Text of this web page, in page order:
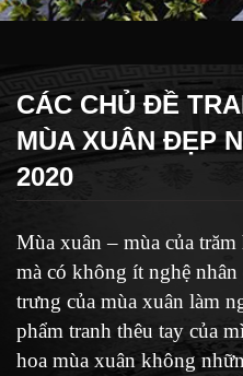
CÁC CHỦ ĐỀ
MÙA XUÂN ĐẸP
2020
Mùa xuân – mùa của
mà có không ít nghệ
trưng của mùa xuân làm
phẩm tranh thêu tay của
hoa mùa xuân không